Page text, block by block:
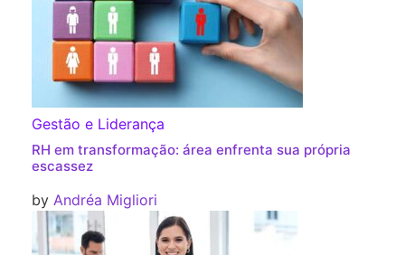
Gestão e Liderança
RH em transformação: área enfrenta sua própria
escassez
by Andréa Migliori